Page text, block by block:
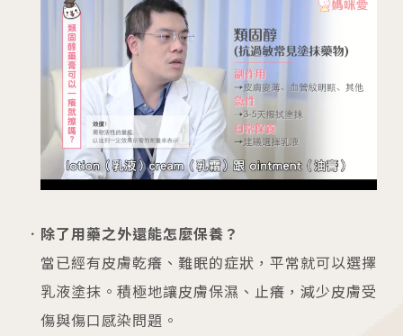
除了用藥之外還能怎麼保養？
當已經有皮膚乾癢、難眠的症狀，平常就可以選擇
乳液塗抹。積極地讓皮膚保濕、止癢，減少皮膚受
傷與傷口感染問題。